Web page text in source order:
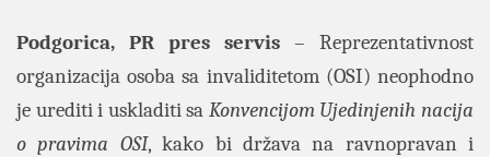
Podgorica, PR pres servis – Reprezentativnost
organizacija osoba sa invaliditetom (OSI) neophodno
je urediti i uskladiti sa Konvencijom Ujedinjenih nacija
o pravima OSI, kako bi država na ravnopravan i